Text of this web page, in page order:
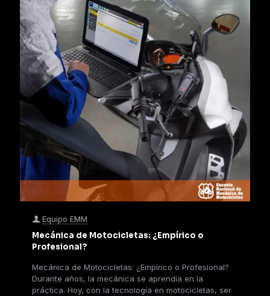
Equipo EMM
Mecánica de Motocicletas: ¿Empírico o
Profesional?
Mecánica de Motocicletas: ¿Empírico o Profesional?
Durante años, la mecánica se aprendía en la
práctica. Hoy, con la tecnología en motocicletas, ser